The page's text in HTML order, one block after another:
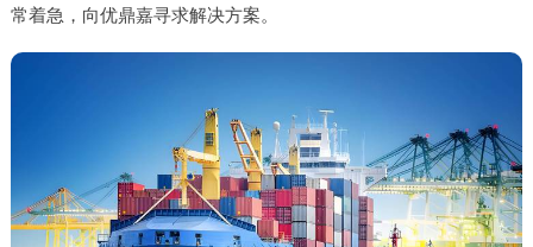
常着急，向优鼎嘉寻求解决方案。